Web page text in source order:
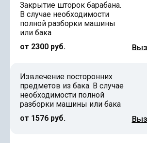
Закрытие шторок барабана.
В случае необходимости
полной разборки машины
или бака
от 2300 руб.
Извлечение посторонних
предметов из бака. В случае
необходимости полной
разборки машины или бака
от 1576 руб.